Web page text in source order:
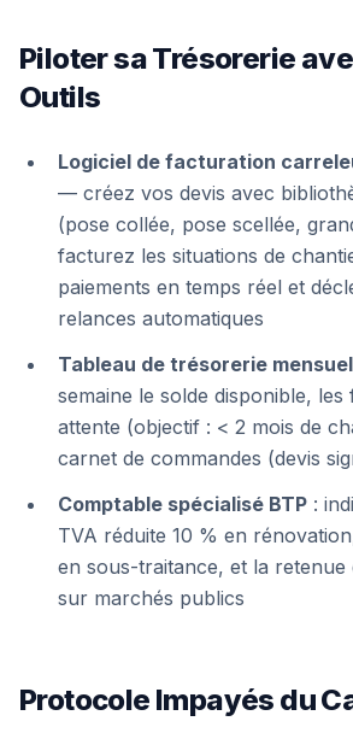
Piloter sa Trésorerie
Outils
Logiciel de facturation
— créez vos devis avec
(pose collée, pose scellée,
facturez les situations de
paiements en temps réel et
relances automatiques
Tableau de trésorerie mensuel
semaine le solde disponible, les
attente (objectif : < 2 mois de
carnet de commandes (devis
Comptable spécialisé BTP :
TVA réduite 10 % en
en sous-traitance, et la retenue
sur marchés publics
Protocole Impayés du